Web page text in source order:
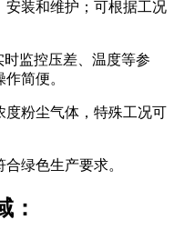
安装和维护；可根据工况
监控压差、温度等参
简便。
度粉尘气体，特殊工况可
绿色生产要求。
：